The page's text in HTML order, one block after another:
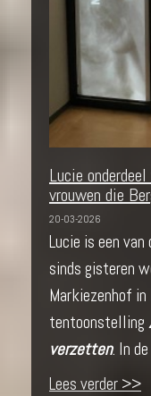
Lucie
vrouwen die
20-03-2026
Lucie is een van
sinds gisteren
Markiezenhof in
tentoonstelling
verzetten. In
Lees verder >>